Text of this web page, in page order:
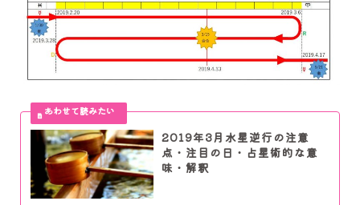
2019年3月水星逆行の注意
点・注目の日・占星術的な意
味・解釈